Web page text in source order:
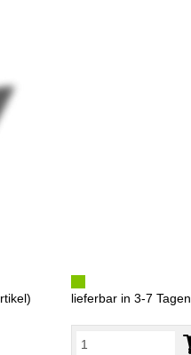
) lieferbar in 3-7 Tagen